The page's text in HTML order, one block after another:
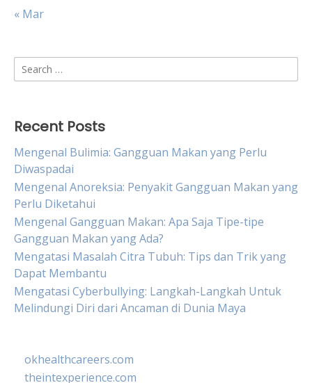
« Mar
Search
for:
Recent Posts
Mengenal Bulimia: Gangguan Makan yang Perlu
Diwaspadai
Mengenal Anoreksia: Penyakit Gangguan Makan yang
Perlu Diketahui
Mengenal Gangguan Makan: Apa Saja Tipe-tipe
Gangguan Makan yang Ada?
Mengatasi Masalah Citra Tubuh: Tips dan Trik yang
Dapat Membantu
Mengatasi Cyberbullying: Langkah-Langkah Untuk
Melindungi Diri dari Ancaman di Dunia Maya
okhealthcareers.com
theintexperience.com